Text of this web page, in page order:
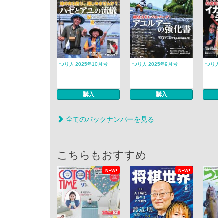
つり人 2025年10月号
購入
つり人 2025年9月号
購入
つり
全てのバックナンバーを見る
こちらもおすすめ
NEW! NEW!